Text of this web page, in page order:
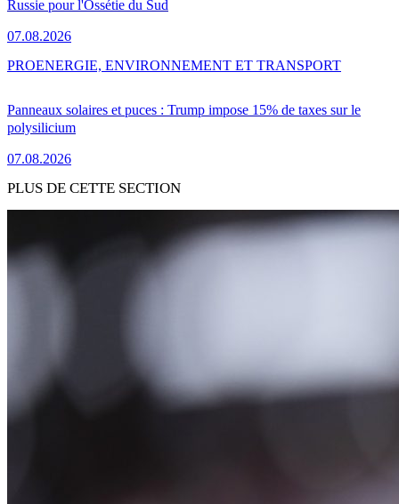
Russie pour l'Ossétie du Sud
07.08.2026
Panneaux solaires et puces : Trump impose 15% de taxes sur le
polysilicium
07.08.2026
PROENERGIE, ENVIRONNEMENT ET TRANSPORT
PLUS DE CETTE SECTION